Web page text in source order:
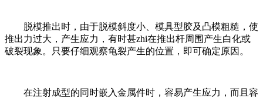
脱模推出时，由于脱模斜度小、模具型胶及凸模粗糙，使
推出力过大，产生应力，有时甚zhi在推出杆周围产生白化或
破裂现象。只要仔细观察龟裂产生的位置，即可确定原因。
在注射成型的同时嵌入金属件时，容易产生应力，而且容